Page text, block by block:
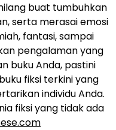
buat tumbuhkan
serta merasai emosi
fantasi, sampai
pengalaman yang
buku Anda, pastini
fiksi terkini yang
individu Anda.
fiksi yang tidak ada